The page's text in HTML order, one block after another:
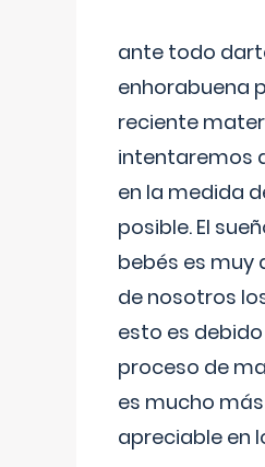
ante todo
enhorabuena
reciente
intentaremos
en la medida
posible. El
bebés es muy
de nosotros
esto es
proceso de
es mucho más
apreciable en